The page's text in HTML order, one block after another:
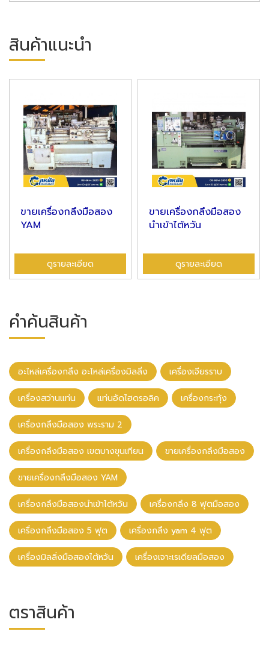
สินค้าแนะนำ
ขายเครื่องกลึงมือสอง
YAM
ดูรายละเอียด
ขายเครื่องกลึงมือสอง
นําเข้าไต้หวัน
ดูรายละเอียด
คำค้นสินค้า
อะไหล่เครื่องกลึง อะไหล่เครื่องมิลลิ่ง เครื่องเจียรราบ
เครื่องสว่านแท่น แท่นอัดไฮดรอลิค เครื่องกระทุ้ง
เครื่องกลึงมือสอง พระราม 2
เครื่องกลึงมือสอง เขตบางขุนเทียน ขายเครื่องกลึงมือสอง
ขายเครื่องกลึงมือสอง YAM
เครื่องกลึงมือสองนําเข้าไต้หวัน เครื่องกลึง 8 ฟุตมือสอง
เครื่องกลึงมือสอง 5 ฟุต เครื่องกลึง yam 4 ฟุต
เครื่องมิลลิ่งมือสองไต้หวัน เครื่องเจาะเรเดียลมือสอง
ตราสินค้า